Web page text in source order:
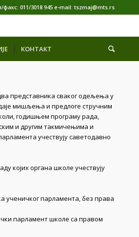
факс: 011/3018 945 е-mail: tszmaj@mts.rs
КОНТАКТ
представника сваког одељења у
мишљења и предлоге стручним
годишњем програму рада,
и другим такмичењима и
учествују саветодавно
којих органа школе учествују
ученичког парламента, без права
парламент школе са правом